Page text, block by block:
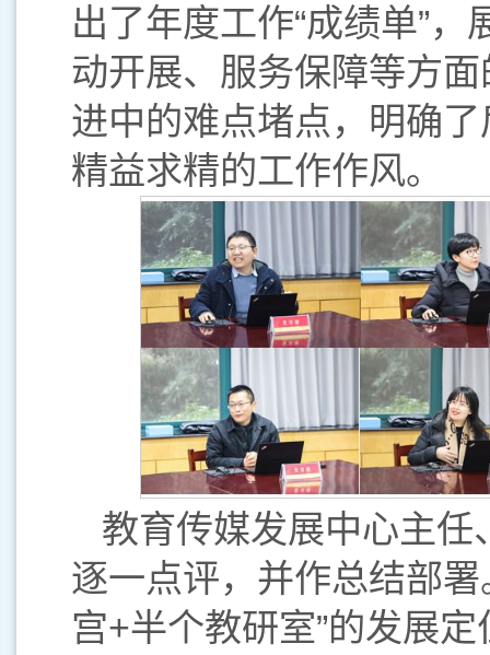
出了年度工作“成绩单”
动开展、服务保障等方
进中的难点堵点，明确
精益求精的工作作风。
教育传媒发展中心主
逐一点评，并作总结部
宫+半个教研室”的发展